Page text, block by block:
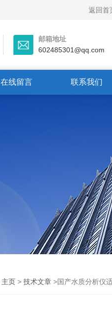
返回首
邮箱地址
602485301@qq.com
在线留言 联系我们
主页> 技术文章>国产水质分析仪